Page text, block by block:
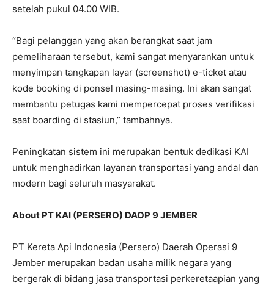
setelah pukul 04.00 WIB.
“Bagi pelanggan yang akan berangkat saat jam
pemeliharaan tersebut, kami sangat menyarankan untuk
menyimpan tangkapan layar (screenshot) e-ticket atau
kode booking di ponsel masing-masing. Ini akan sangat
membantu petugas kami mempercepat proses verifikasi
saat boarding di stasiun,” tambahnya.
Peningkatan sistem ini merupakan bentuk dedikasi KAI
untuk menghadirkan layanan transportasi yang andal dan
modern bagi seluruh masyarakat.
About PT KAI (PERSERO) DAOP 9 JEMBER
PT Kereta Api Indonesia (Persero) Daerah Operasi 9
Jember merupakan badan usaha milik negara yang
bergerak di bidang jasa transportasi perkeretaapian yang